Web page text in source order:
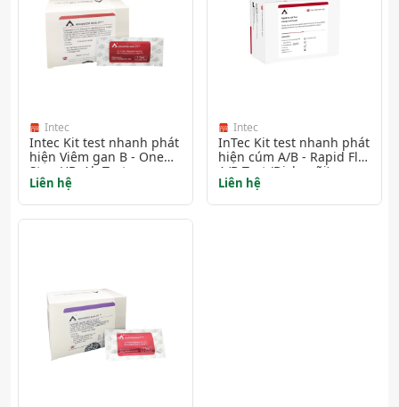
Intec
Intec Kit test nhanh phát
hiện Viêm gan B - One
Step HBcAb Test
Liên hệ
Intec
InTec Kit test nhanh phát
hiện cúm A/B - Rapid Flu
A/B Test (Dịch mũi)
Liên hệ